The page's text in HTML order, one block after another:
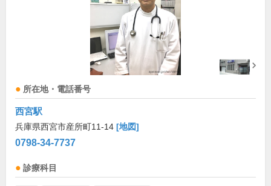
所在地・電話番号
西宮駅
兵庫県西宮市産所町11-14 [地図]
0798-34-7737
診療科目